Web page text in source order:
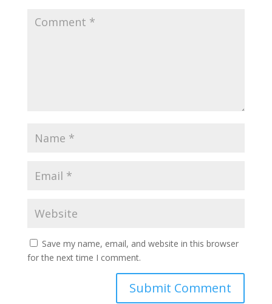
Save my name, email, and website in this browser
for the next time I comment.